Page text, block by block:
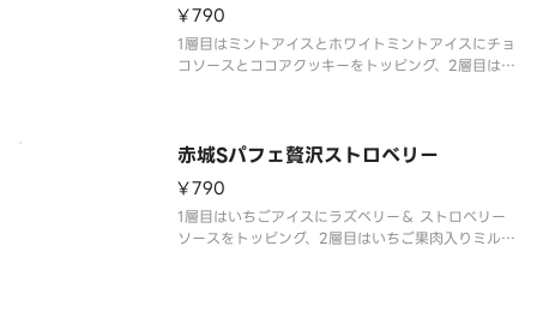
¥790
1層目はミントアイスとホワイトミントアイスにチョ
コソースとココアクッキーをトッピング、2層目はホ
赤城Sパフェ贅沢ストロベリー
¥790
1層目はいちごアイスにラズベリー＆ ストロベリー
ソースをトッピング、2層目はいちご果肉入りミルク